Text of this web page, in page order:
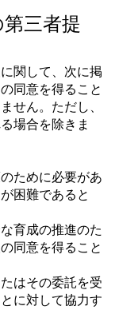
三者提
関して、次に掲
同意を得ること
せん。ただし、
場合を除きま
ために必要があ
困難であると
育成の推進のた
同意を得ること
はその委託を受
に対して協力す